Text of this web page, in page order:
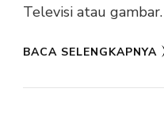
Televisi atau
BACA SELENGKAPNYA